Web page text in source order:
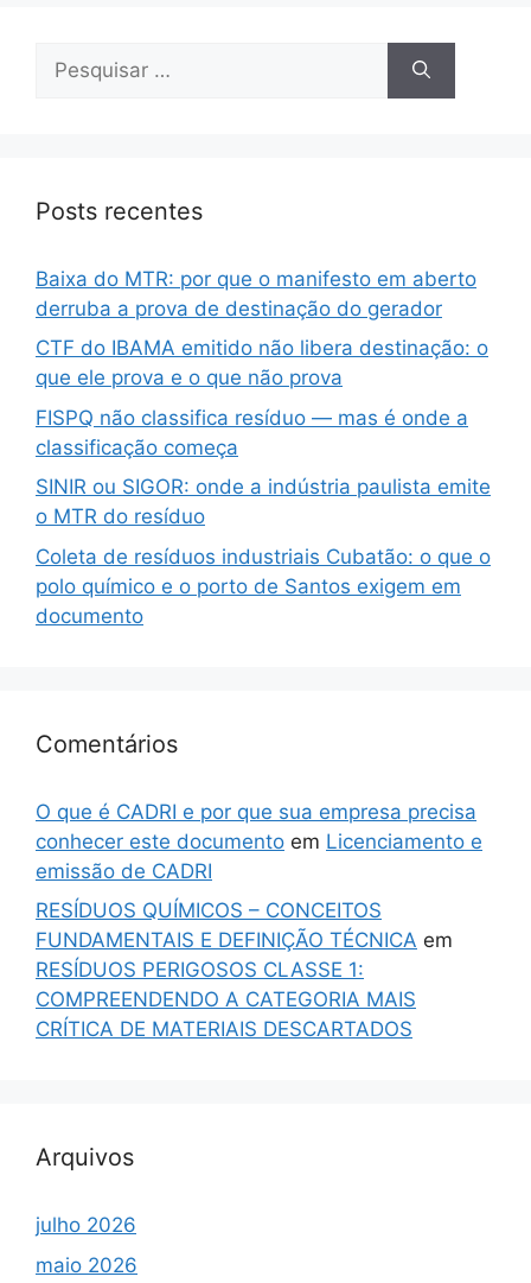
Posts recentes
Baixa do MTR: por que o manifesto em aberto
derruba a prova de destinação do gerador
CTF do IBAMA emitido não libera destinação: o
que ele prova e o que não prova
FISPQ não classifica resíduo — mas é onde a
classificação começa
SINIR ou SIGOR: onde a indústria paulista emite
o MTR do resíduo
Coleta de resíduos industriais Cubatão: o que o
polo químico e o porto de Santos exigem em
documento
Comentários
O que é CADRI e por que sua empresa precisa
conhecer este documento em Licenciamento e
emissão de CADRI
RESÍDUOS QUÍMICOS – CONCEITOS
FUNDAMENTAIS E DEFINIÇÃO TÉCNICA em
RESÍDUOS PERIGOSOS CLASSE 1:
COMPREENDENDO A CATEGORIA MAIS
CRÍTICA DE MATERIAIS DESCARTADOS
Arquivos
julho 2026
maio 2026